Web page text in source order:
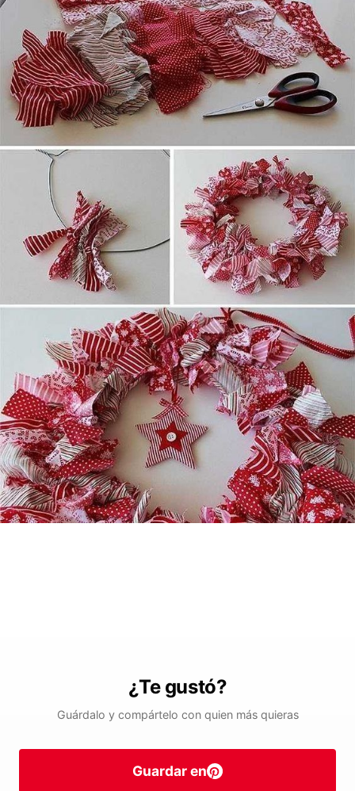
¿Te gustó?
Guárdalo y compártelo con quien más quieras
Guardar en